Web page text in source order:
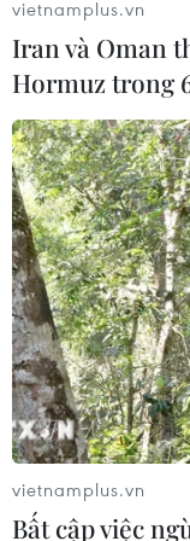
Tà áo truyền
hữu nghị 50
06/08/2026 07:30
Nâng cấp
Tạo tiền đề phát
địa phương
06/08/2026 07:30
Chủ tịch Quốc
mạc Triển lãm
giao Việt Nam-
vietnamplus.vn
Iran và Oman
Hormuz trong
vietnamplus.vn
Bất cập việc